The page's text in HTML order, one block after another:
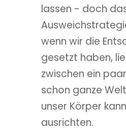
lassen - doch
wenn wir die
gesetzt haben,
zwischen ein
schon ganze
unser Körper
ausrichten.